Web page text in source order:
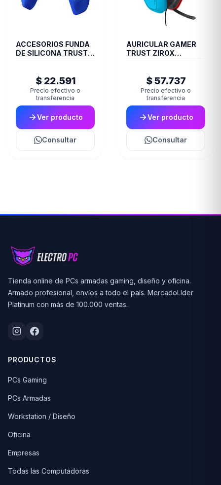
ACCESORIOS FUNDA
DE SILICONA TRUST
$ 22.591
Precio efectivo o
transferencia
Ver producto
Consultar
AURICULAR GAMER
TRUST ZIROX
$ 57.737
Precio efectivo o
transferencia
Ver producto
Consultar
Tienda online de PCs armadas gaming, diseño y oficina.
Armado profesional, envíos a todo el país. MercadoLíder
Platinum con más de 100.000 ventas.
PRODUCTOS
PCs Gaming
PCs Armadas
Workstation / Diseño
Oficina
Empresas
Todas las Computadoras